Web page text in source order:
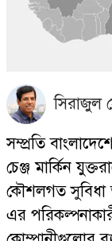
সিরাজুল
সম্প্রতি
চেঞ্জ মার্কিন
কৌশলগত সুবিধা
এর